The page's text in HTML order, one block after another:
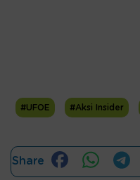
#UFOE #Aksi Insider
Share